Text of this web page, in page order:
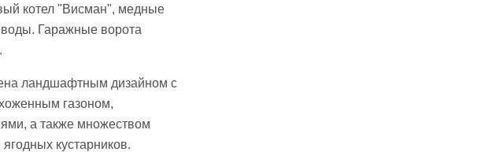
котел "Висман", медные
Гаражные ворота
ландшафтным дизайном с
газоном,
а также множеством
кустарников.